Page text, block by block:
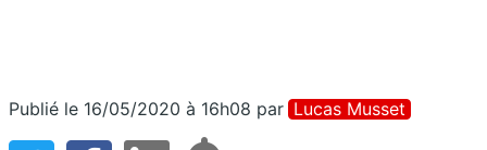
Publié le 16/05/2020 à 16h08 par Lucas Musset